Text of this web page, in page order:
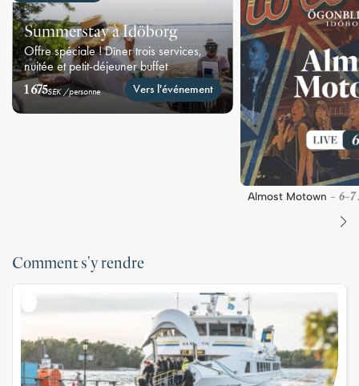
Summerstay à Idöborg
Offre spéciale ! Dîner trois services,
nuitée et petit-déjeuner buffet
1 675SEK /personne Vers l'événement
Almost Motown - 6-7
Comment s'y rendre